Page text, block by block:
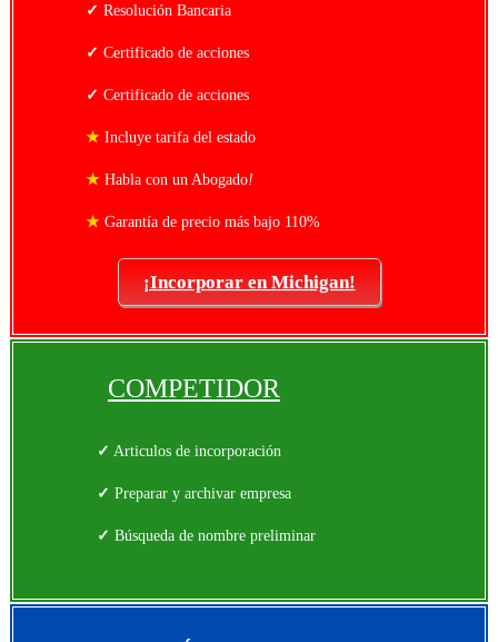
✓ Resolución Bancaria
✓ Certificado de acciones
✓ Certificado de acciones
★ Incluye tarifa del estado
★ Habla con un Abogado!
★ Garantía de precio más bajo 110%
¡Incorporar en Michigan!
COMPETIDOR
✓ Articulos de incorporación
✓ Preparar y archivar empresa
✓ Búsqueda de nombre preliminar